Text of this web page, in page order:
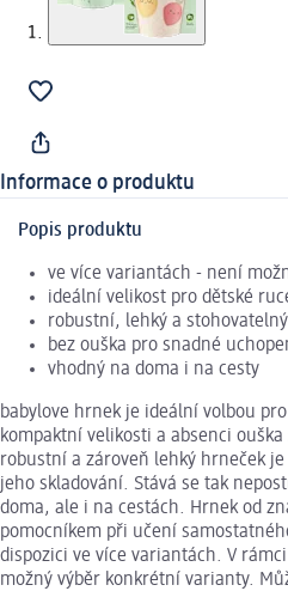
Informace o produktu
Popis produktu
ve více variantách - není
ideální velikost pro dětské
robustní, lehký a stohovatelný
bez ouška pro snadné
vhodný na doma i na cesty
babylove hrnek je ideální volbou
kompaktní velikosti a absenci
robustní a zároveň lehký hrneček
jeho skladování. Stává se tak
doma, ale i na cestách. Hrnek od
pomocníkem při učení
dispozici ve více variantách. V
možný výběr konkrétní varianty.